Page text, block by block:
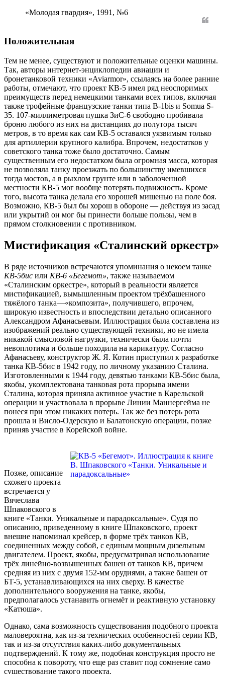
«Молодая гвардия», 1991, №6
Положительная
Тем не менее, существуют и положительные оценки машины.
Так, авторы интернет-энциклопедии авиации и
бронетанковой техники «Aviarmor», ссылаясь на более ранние
работы, отмечают, что проект КВ-5 имел ряд неоспоримых
преимуществ перед немецкими танками всех типов, включая
также трофейные французские танки типа B-1bis и Somua S-
35. 107-миллиметровая пушка ЗиС-6 свободно пробивала
броню любого из них на дистанциях до полутора тысяч
метров, в то время как сам КВ-5 оставался уязвимым только
для артиллерии крупного калибра. Впрочем, недостатков у
советского танка тоже было достаточно. Самым
существенным его недостатком была огромная масса, которая
не позволяла танку проезжать по большинству имевшихся
тогда мостов, а в рыхлом грунте или в заболоченной
местности КВ-5 мог вообще потерять подвижность. Кроме
того, высота танка делала его хорошей мишенью на поле боя.
Возможно, КВ-5 был бы хорош в обороне — действуя из засад
или укрытий он мог бы принести больше пользы, чем в
прямом столкновении с противником.
Мистификация «Сталинский оркестр»
В ряде источников встречаются упоминания о некоем танке
КВ-5бис или КВ-6 «Бегемот», также называемом
«Сталинским оркестре», который в реальности является
мистификацией, вымышленным проектом трёхбашенного
тяжёлого танка—«композита», получившего, впрочем,
широкую известность и впоследствии детально описанного
Александром Афанасьевым. Иллюстрация была составлена из
изображений реально существующей техники, но не имела
никакой смысловой нагрузки, технически была почти
невоплотима и больше походила на карикатуру. Согласно
Афанасьеву, конструктор Ж. Я. Котин приступил к разработке
танка КВ-5бис в 1942 году, по личному указанию Сталина.
Изготовленными к 1944 году, девятью танками КВ-5бис была,
якобы, укомплектована танковая рота прорыва имени
Сталина, которая приняла активное участие в Карельской
операции и участвовала в прорыве Линии Маннергейма не
понеся при этом никаких потерь. Так же без потерь рота
прошла и Висло-Одерскую и Балатонскую операции, позже
приняв участие в Корейской войне.
Позже, описание
схожего проекта
встречается у
Вячеслава
Шпаковского в
книге «Танки. Уникальные и парадоксальные». Судя по
описанию, приведенному в книге Шпаковского, проект
внешне напоминал крейсер, в форме трёх танков КВ,
соединенных между собой, с единым мощным дизельным
двигателем. Проект, якобы, предусматривал использование
трёх линейно-возвышенных башен от танков КВ, причем
средняя из них с двумя 152-мм орудиями, а также башен от
БТ-5, устанавливающихся на них сверху. В качестве
дополнительного вооружения на танке, якобы,
предполагалось устанавить огнемёт и реактивную установку
«Катюша».
Однако, сама возможность существования подобного проекта
маловероятна, как из-за технических особенностей серии КВ,
так и из-за отсутствия каких-либо документальных
подтверждений. К тому же, подобная конструкция просто не
способна к повороту, что еще раз ставит под сомнение само
существование такого проекта.